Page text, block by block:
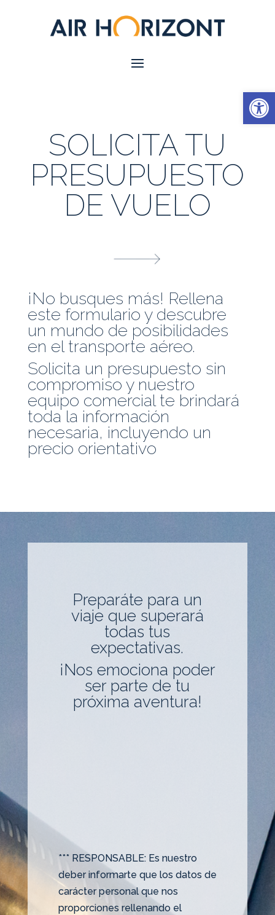
Abrir
SOLICITA TU
PRESUPUESTO
DE VUELO
¡No busques más! Rellena
este formulario y descubre
un mundo de posibilidades
en el transporte aéreo.
Solicita un presupuesto sin
compromiso y nuestro
equipo comercial te brindará
toda la información
necesaria, incluyendo un
precio orientativo
Preparáte para un
viaje que superará
todas tus
expectativas.
¡Nos emociona poder
ser parte de tu
próxima aventura!
*** RESPONSABLE: Es nuestro
deber informarte que los datos de
carácter personal que nos
proporciones rellenando el